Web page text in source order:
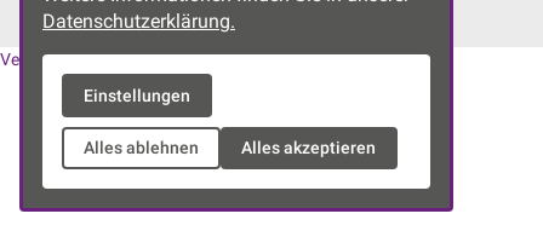
Vereinssatzung|Datenschutzerklärung|Impressum
Datenschutzerklärung.
Einstellungen
Alles ablehnen Alles akzeptieren